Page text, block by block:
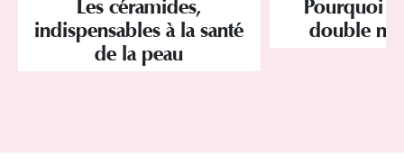
Les céramides,
indispensables à la santé
de la peau
Pourquoi
double